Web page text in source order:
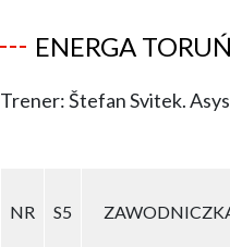
ENERGA TORUŃ
Trener: Štefan Svitek.
NR S5
NR S5